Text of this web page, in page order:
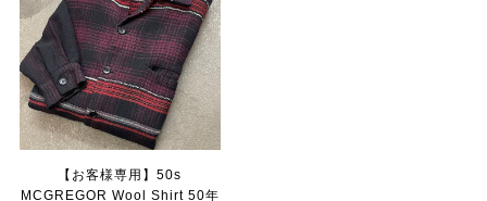
【お客様専用】50s
MCGREGOR Wool Shirt 50年